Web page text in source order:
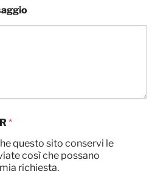
*
questo sito conservi le
così che possano
richiesta.